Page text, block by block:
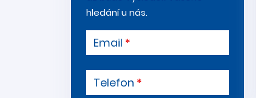
hledání u nás.
Email
Telefon